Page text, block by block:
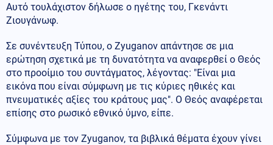
Αυτό τουλάχιστον δήλωσε ο ηγέτης του, Γκενάντι
Ζιουγάνωφ.
Σε συνέντευξη Τύπου, ο Zyuganov απάντησε σε μια
ερώτηση σχετικά με τη δυνατότητα να αναφερθεί ο Θεός
στο προοίμιο του συντάγματος, λέγοντας: "Είναι μια
εικόνα που είναι σύμφωνη με τις κύριες ηθικές και
πνευματικές αξίες του κράτους μας". Ο Θεός αναφέρεται
επίσης στο ρωσικό εθνικό ύμνο, είπε.
Σύμφωνα με τον Zyuganov, τα βιβλικά θέματα έχουν γίνει